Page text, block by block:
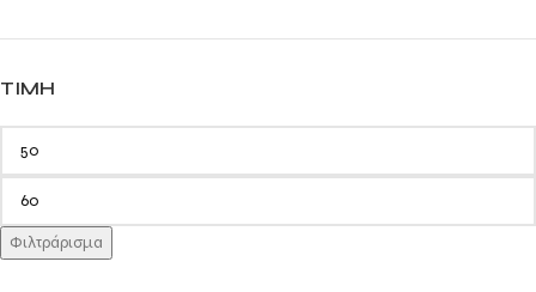
ΤΙΜΉ
Φιλτράρισμα